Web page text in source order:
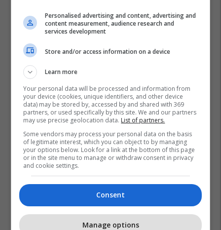
Personalised advertising and content, advertising and
content measurement, audience research and
services development
Store and/or access information on a device
Learn more
Your personal data will be processed and information from
your device (cookies, unique identifiers, and other device
data) may be stored by, accessed by and shared with 369
partners, or used specifically by this site. We and our partners
may use precise geolocation data. List of partners.
Some vendors may process your personal data on the basis
of legitimate interest, which you can object to by managing
your options below. Look for a link at the bottom of this page
or in the site menu to manage or withdraw consent in privacy
and cookie settings.
Consent
Manage options